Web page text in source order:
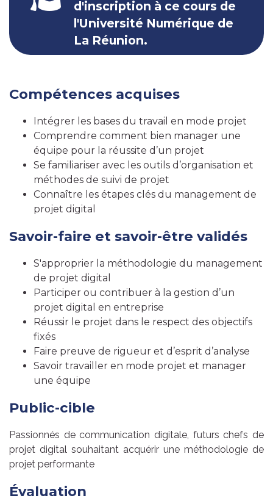
d'inscription à ce cours de
l'Université Numérique de
La Réunion.
Compétences acquises
Intégrer les bases du travail en mode projet
Comprendre comment bien manager une
équipe pour la réussite d’un projet
Se familiariser avec les outils d’organisation et
méthodes de suivi de projet
Connaître les étapes clés du management de
projet digital
Savoir-faire et savoir-être validés
S'approprier la méthodologie du management
de projet digital
Participer ou contribuer à la gestion d’un
projet digital en entreprise
Réussir le projet dans le respect des objectifs
fixés
Faire preuve de rigueur et d’esprit d’analyse
Savoir travailler en mode projet et manager
une équipe
Public-cible
Passionnés de communication digitale, futurs chefs de
projet digital souhaitant acquérir une méthodologie de
projet performante
Évaluation